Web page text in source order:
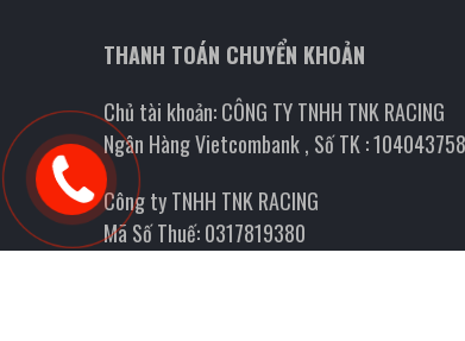
THANH TOÁN CHUYỂN KHOẢN
Chủ tài khoản: CÔNG TY TNHH TNK RACING
Ngân Hàng Vietcombank , Số TK :
Công ty TNHH TNK RACING
Mã Số Thuế: 0317819380